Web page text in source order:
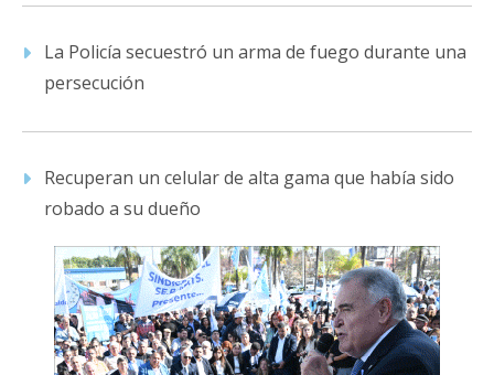
La Policía secuestró un arma de fuego durante una
persecución
Recuperan un celular de alta gama que había sido
robado a su dueño